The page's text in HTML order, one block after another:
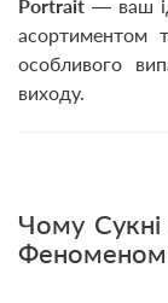
Portrait — ваш
асортиментом
особливого
виходу.
Чому